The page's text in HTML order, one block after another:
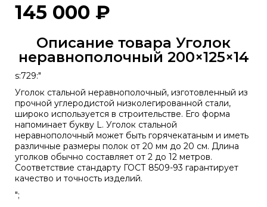
145 000 ₽
Описание товара Уголок
неравнополочный 200×125×14
s:729:"
Уголок стальной неравнополочный, изготовленный из
прочной углеродистой низколегированной стали,
широко используется в строительстве. Его форма
напоминает букву L. Уголок стальной
неравнополочный может быть горячекатаным и иметь
различные размеры полок от 20 мм до 20 см. Длина
уголков обычно составляет от 2 до 12 метров.
Соответствие стандарту ГОСТ 8509-93 гарантирует
качество и точность изделий.
";